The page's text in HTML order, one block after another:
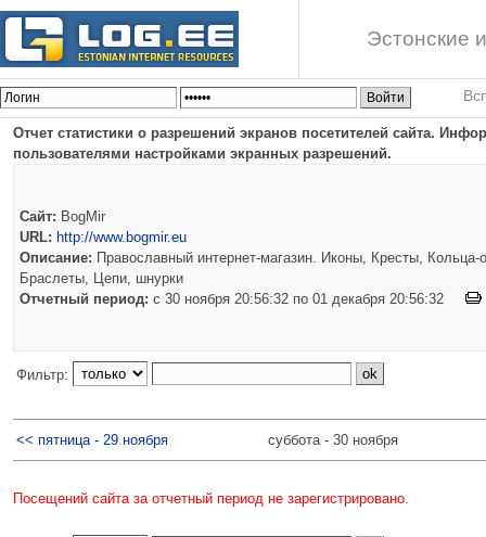
Эстонские
Отчет статистики о разрешений экранов посетителей сайта.
пользователями настройками экранных разрешений.
Сайт: BogMir
URL: http://www.bogmir.eu
Описание: Православный интернет-магазин. Иконы, Кресты, Кольца-
Браслеты, Цепи, шнурки
Отчетный период: c 30 ноября 20:56:32 по 01 декабря 20:56:32
Фильтр:
<< пятница - 29 ноября суббота - 30 ноября
Посещений сайта за отчетный период не зарегистрировано.